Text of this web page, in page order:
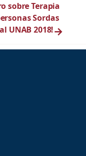
sobre Terapia
Sordas
UNAB 2018!→